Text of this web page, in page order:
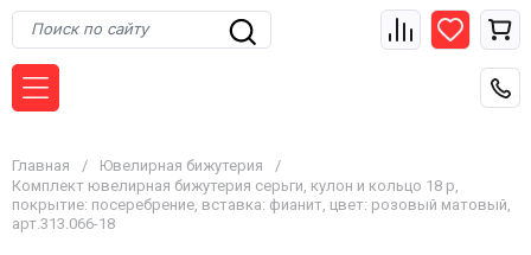
Главная / Ювелирная бижутерия
/
Комплект ювелирная бижутерия серьги, кулон и кольцо 18 р,
покрытие: посеребрение, вставка: фианит, цвет: розовый матовый,
арт.313.066-18